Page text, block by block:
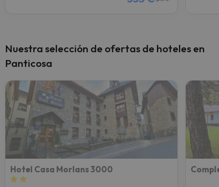
Nuestra selección de ofertas de hoteles en
Panticosa
Hotel Casa Morlans 3000